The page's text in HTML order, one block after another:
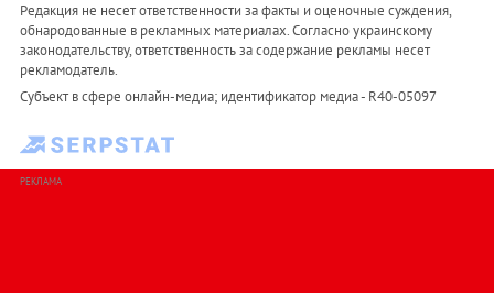
Редакция не несет ответственности за факты и оценочные суждения,
обнародованные в рекламных материалах. Согласно украинскому
законодательству, ответственность за содержание рекламы несет
рекламодатель.
Субъект в сфере онлайн-медиа; идентификатор медиа - R40-05097
РЕКЛАМА